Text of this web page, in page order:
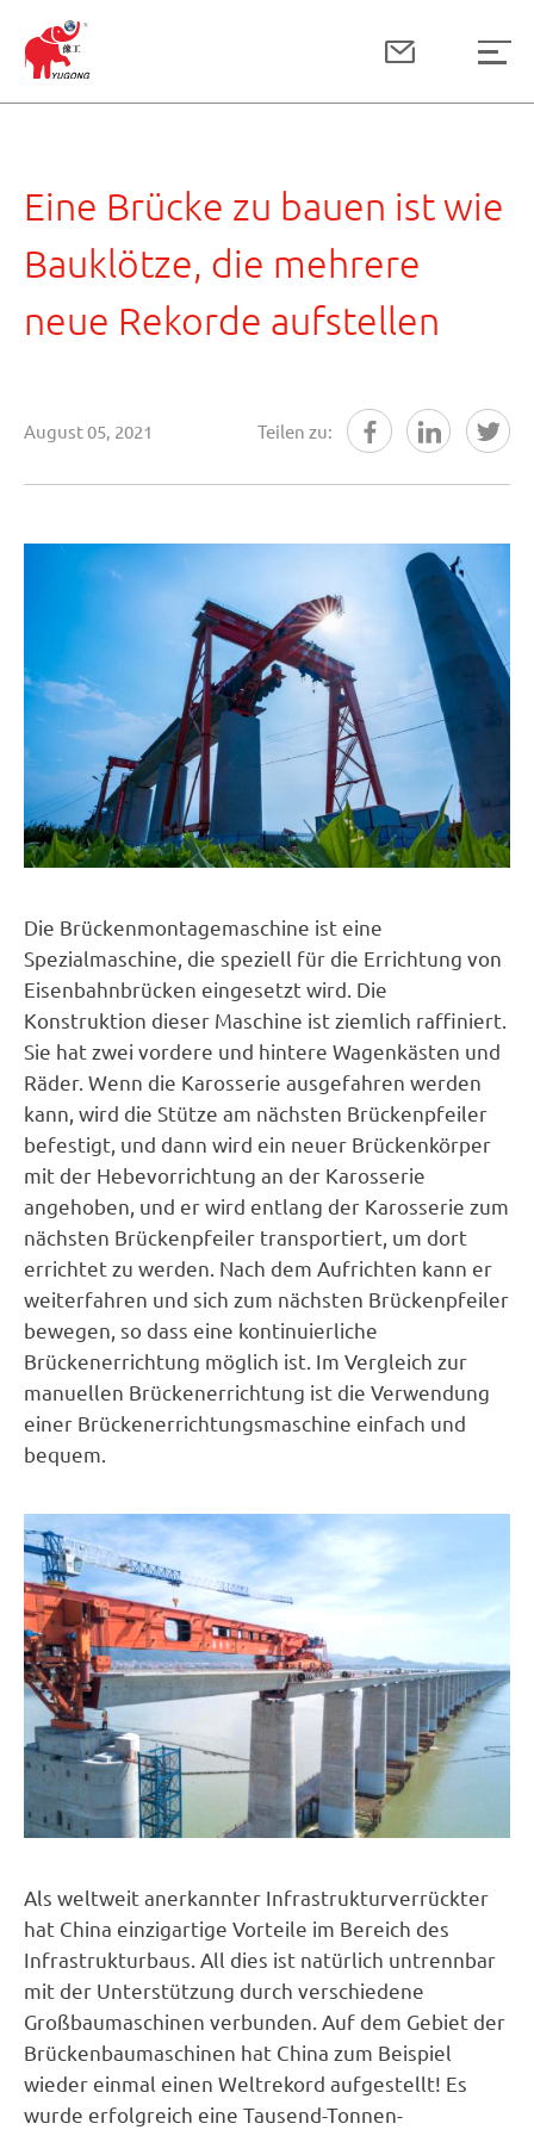
Eine Brücke zu bauen ist wie
Bauklötze, die mehrere
neue Rekorde aufstellen
August 05, 2021 Teilen zu:
Die Brückenmontagemaschine ist eine
Spezialmaschine, die speziell für die Errichtung von
Eisenbahnbrücken eingesetzt wird. Die
Konstruktion dieser Maschine ist ziemlich raffiniert.
Sie hat zwei vordere und hintere Wagenkästen und
Räder. Wenn die Karosserie ausgefahren werden
kann, wird die Stütze am nächsten Brückenpfeiler
befestigt, und dann wird ein neuer Brückenkörper
mit der Hebevorrichtung an der Karosserie
angehoben, und er wird entlang der Karosserie zum
nächsten Brückenpfeiler transportiert, um dort
errichtet zu werden. Nach dem Aufrichten kann er
weiterfahren und sich zum nächsten Brückenpfeiler
bewegen, so dass eine kontinuierliche
Brückenerrichtung möglich ist. Im Vergleich zur
manuellen Brückenerrichtung ist die Verwendung
einer Brückenerrichtungsmaschine einfach und
bequem.
Als weltweit anerkannter Infrastrukturverrückter
hat China einzigartige Vorteile im Bereich des
Infrastrukturbaus. All dies ist natürlich untrennbar
mit der Unterstützung durch verschiedene
Großbaumaschinen verbunden. Auf dem Gebiet der
Brückenbaumaschinen hat China zum Beispiel
wieder einmal einen Weltrekord aufgestellt! Es
wurde erfolgreich eine Tausend-Tonnen-